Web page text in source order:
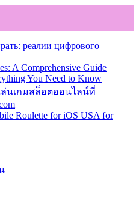
реалии цифрового
A Comprehensive Guide
You Need to Know
นเกมสล็อตออนไลน์ที่
Roulette for iOS USA for